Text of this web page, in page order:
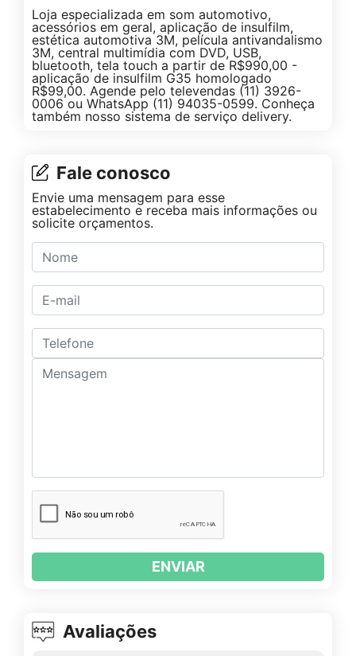
Loja especializada em som automotivo,
acessórios em geral, aplicação de insulfilm,
estética automotiva 3M, película antivandalismo
3M, central multimídia com DVD, USB,
bluetooth, tela touch a partir de R$990,00 -
aplicação de insulfilm G35 homologado
R$99,00. Agende pelo televendas (11) 3926-
0006 ou WhatsApp (11) 94035-0599. Conheça
também nosso sistema de serviço delivery.
Fale conosco
Envie uma mensagem para esse
estabelecimento e receba mais informações ou
solicite orçamentos.
ENVIAR
Avaliações